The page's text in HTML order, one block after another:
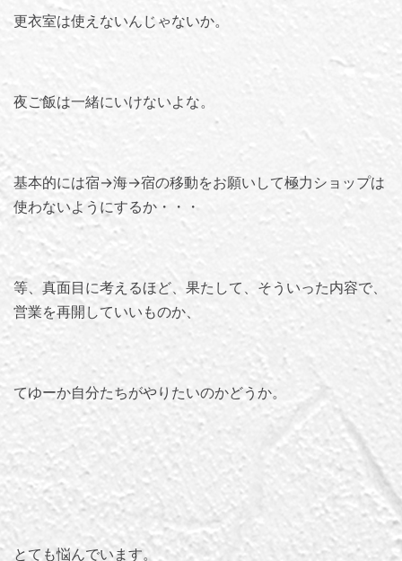
更衣室は使えないんじゃないか。
夜ご飯は一緒にいけないよな。
基本的には宿→海→宿の移動をお願いして極力ショップは
使わないようにするか・・・
等、真面目に考えるほど、果たして、そういった内容で、
営業を再開していいものか、
てゆーか自分たちがやりたいのかどうか。
とても悩んでいます。